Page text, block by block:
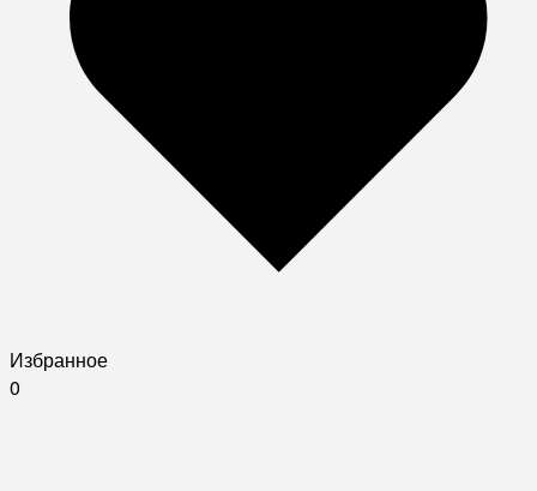
Избранное
0